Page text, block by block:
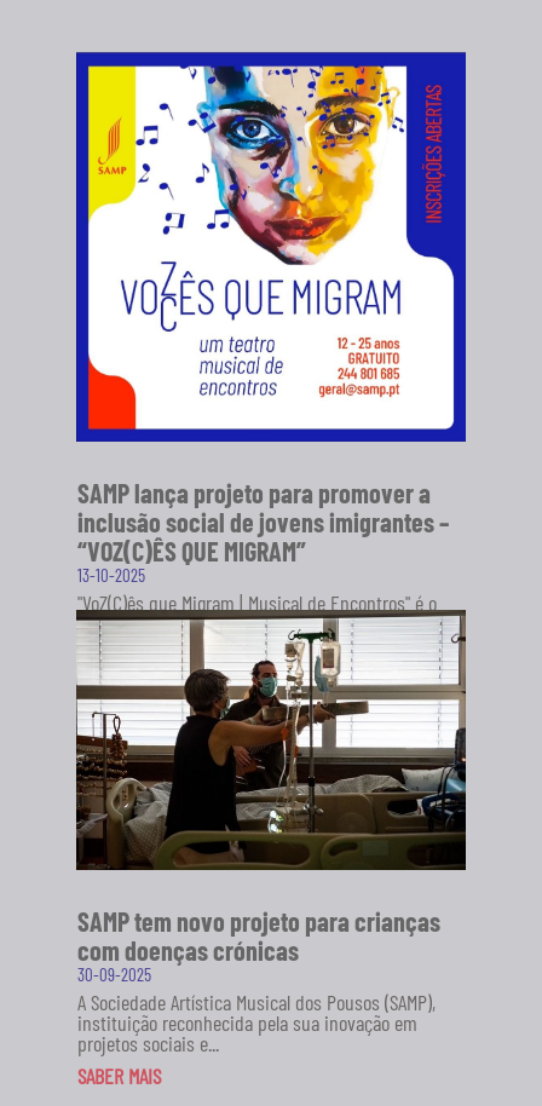
SAMP lança projeto para promover a
inclusão social de jovens imigrantes –
“VOZ(C)ÊS QUE MIGRAM”
13-10-2025
"VoZ(C)ês que Migram | Musical de Encontros" é o
novo projeto da Sociedade Artística Musical dos
Pousos (SAMP), em...
SABER MAIS
SAMP tem novo projeto para crianças
com doenças crónicas
30-09-2025
A Sociedade Artística Musical dos Pousos (SAMP),
instituição reconhecida pela sua inovação em
projetos sociais e...
SABER MAIS